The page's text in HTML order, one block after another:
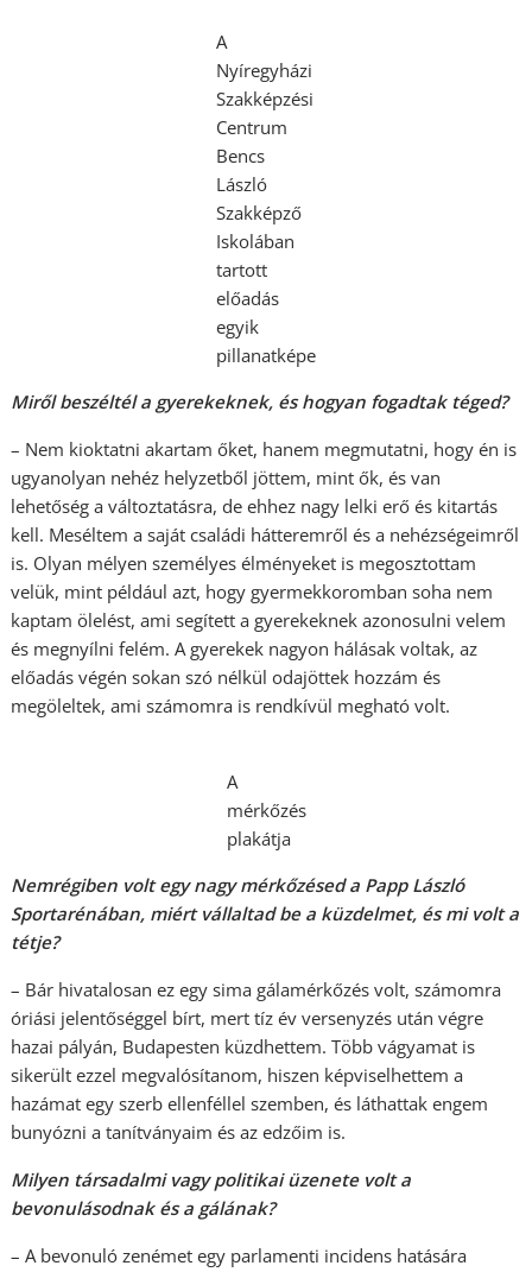
A
Nyíregyházi
Szakképzési
Centrum
Bencs
László
Szakképző
Iskolában
tartott
előadás
egyik
pillanatképe
Miről beszéltél a gyerekeknek, és hogyan fogadtak téged?
– Nem kioktatni akartam őket, hanem megmutatni, hogy én is
ugyanolyan nehéz helyzetből jöttem, mint ők, és van
lehetőség a változtatásra, de ehhez nagy lelki erő és kitartás
kell. Meséltem a saját családi hátteremről és a nehézségeimről
is. Olyan mélyen személyes élményeket is megosztottam
velük, mint például azt, hogy gyermekkoromban soha nem
kaptam ölelést, ami segített a gyerekeknek azonosulni velem
és megnyílni felém. A gyerekek nagyon hálásak voltak, az
előadás végén sokan szó nélkül odajöttek hozzám és
megöleltek, ami számomra is rendkívül megható volt.
A
mérkőzés
plakátja
Nemrégiben volt egy nagy mérkőzésed a Papp László
Sportarénában, miért vállaltad be a küzdelmet, és mi volt a
tétje?
– Bár hivatalosan ez egy sima gálamérkőzés volt, számomra
óriási jelentőséggel bírt, mert tíz év versenyzés után végre
hazai pályán, Budapesten küzdhettem. Több vágyamat is
sikerült ezzel megvalósítanom, hiszen képviselhettem a
hazámat egy szerb ellenféllel szemben, és láthattak engem
bunyózni a tanítványaim és az edzőim is.
Milyen társadalmi vagy politikai üzenete volt a
bevonulásodnak és a gálának?
– A bevonuló zenémet egy parlamenti incidens hatására